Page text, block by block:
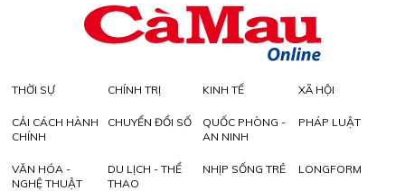
THỜI SỰ CHÍNH TRỊ KINH TẾ XÃ HỘI
CẢI CÁCH HÀNH
CHÍNH
CHUYỂN ĐỔI SỐ
QUỐC PHÒNG -
AN NINH
PHÁP LUẬT
VĂN HÓA -
NGHỆ THUẬT
DU LỊCH - THỂ
THAO
NHỊP SỐNG TRẺ LONGFORM